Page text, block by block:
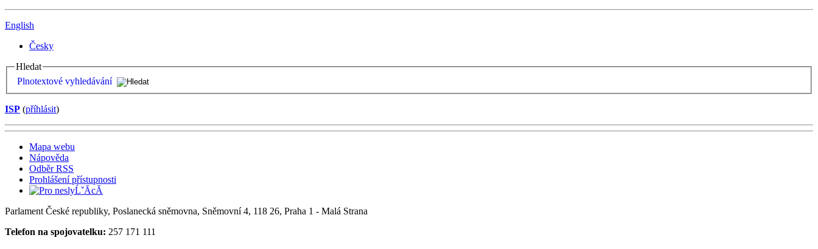
English
Česky
Hledat
Plnotextové vyhledávání
ISP (příhlásit)
Mapa webu
Nápověda
Odběr RSS
Prohlášení přístupnosti
Parlament České republiky, Poslanecká sněmovna, Sněmovní 4, 118 26, Praha 1 - Malá Strana
Telefon na spojovatelku: 257 171 111